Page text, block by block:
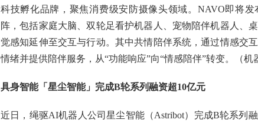
科技孵化品牌，聚焦消费级安防摄像头领域。NAVO即将
阵，包括家庭大脑、双轮足看护机器人、宠物陪伴机器人、
觉感知延伸至交互与行动。其中共情陪伴系统，通过情感交
情绪并提供陪伴服务，从“功能响应”向“情感陪伴”转变。（机
具身智能「星尘智能」完成B轮系列融资超10亿元
近日，绳驱AI机器人公司星尘智能（Astribot）完成B轮系列